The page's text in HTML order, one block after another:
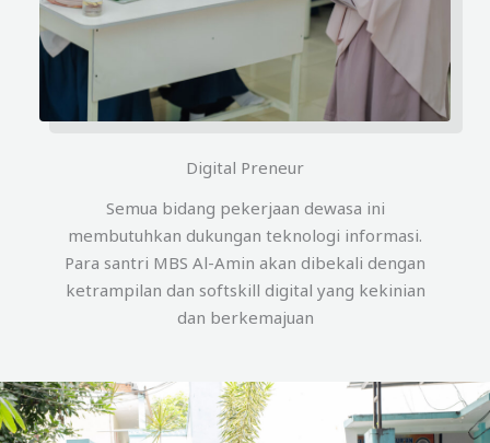
Digital Preneur
Semua bidang pekerjaan dewasa ini
membutuhkan dukungan teknologi informasi.
Para santri MBS Al-Amin akan dibekali dengan
ketrampilan dan softskill digital yang kekinian
dan berkemajuan